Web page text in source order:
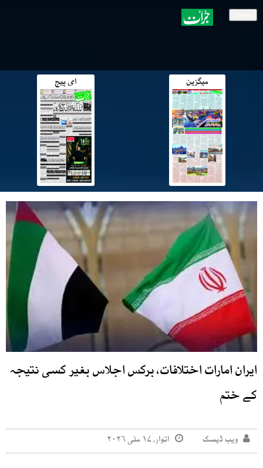
میگزین ای پیج
ایران امارات اختلافات، برکس اجلاس بغیر کسی نتیجہ
کے ختم
ویب ڈیسک اتوار, ۱۷ مئی ۲۰۲۶